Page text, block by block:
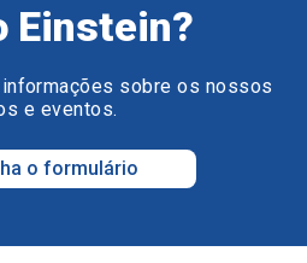
Einstein?
sobre os nossos
e eventos.
o formulário